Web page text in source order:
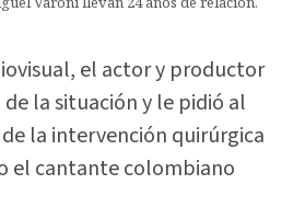
el actor y productor
la situación y le pidió al
la intervención quirúrgica
el cantante colombiano